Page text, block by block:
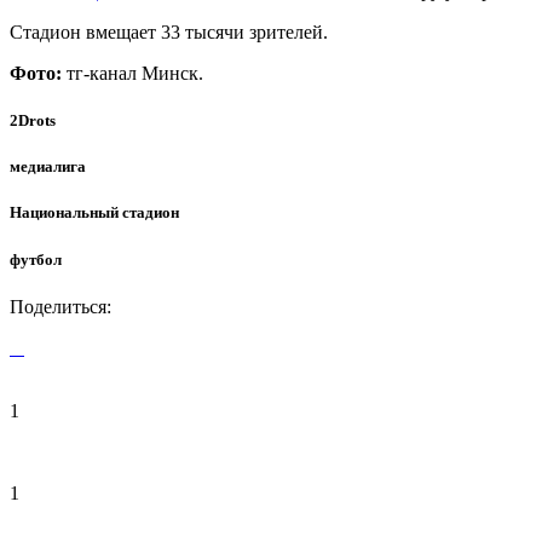
Стадион вмещает 33 тысячи зрителей.
Фото: тг-канал Минск.
2Drots
медиалига
Национальный стадион
футбол
Поделиться:
1
1